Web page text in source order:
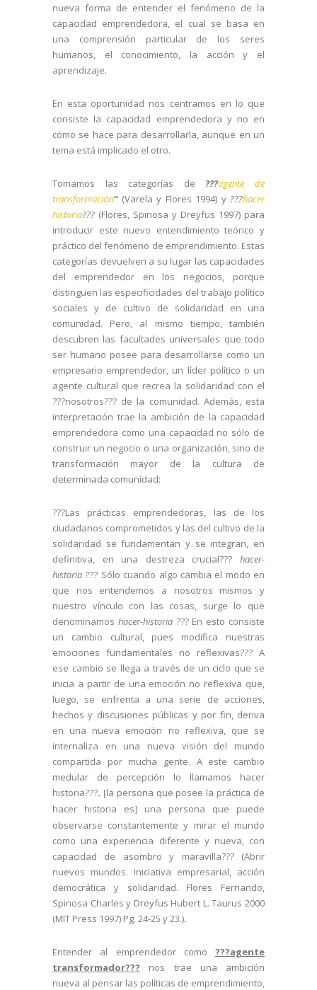
nueva forma de entender el fenómeno de la
capacidad emprendedora, el cual se basa en
una comprensión particular de los seres
humanos, el conocimiento, la acción y el
aprendizaje.
En esta oportunidad nos centramos en lo que
consiste la capacidad emprendedora y no en
cómo se hace para desarrollarla, aunque en un
tema está implicado el otro.
Tomamos las categorías de ???agente de
transformación“(Varela y Flores 1994) y ???hacer
historia??? (Flores, Spinosa y Dreyfus 1997) para
introducir este nuevo entendimiento teórico y
práctico del fenómeno de emprendimiento. Estas
categorías devuelven a su lugar las capacidades
del emprendedor en los negocios, porque
distinguen las especificidades del trabajo político
sociales y de cultivo de solidaridad en una
comunidad. Pero, al mismo tiempo, también
descubren las facultades universales que todo
ser humano posee para desarrollarse como un
empresario emprendedor, un líder político o un
agente cultural que recrea la solidaridad con el
???nosotros??? de la comunidad. Además, esta
interpretación trae la ambición de la capacidad
emprendedora como una capacidad no sólo de
construir un negocio o una organización, sino de
transformación mayor de la cultura de
determinada comunidad:
???Las prácticas emprendedoras, las de los
ciudadanos comprometidos y las del cultivo de la
solidaridad se fundamentan y se integran, en
definitiva, en una destreza crucial??? hacer-
historia ??? Sólo cuando algo cambia el modo en
que nos entendemos a nosotros mismos y
nuestro vínculo con las cosas, surge lo que
denominamos hacer-historia??? En esto consiste
un cambio cultural, pues modifica nuestras
emociones fundamentales no reflexivas??? A
ese cambio se llega a través de un ciclo que se
inicia a partir de una emoción no reflexiva que,
luego, se enfrenta a una serie de acciones,
hechos y discusiones públicas y por fin, deriva
en una nueva emoción no reflexiva, que se
internaliza en una nueva visión del mundo
compartida por mucha gente. A este cambio
medular de percepción lo llamamos hacer
historia???. [la persona que posee la práctica de
hacer historia es] una persona que puede
observarse constantemente y mirar el mundo
como una experiencia diferente y nueva, con
capacidad de asombro y maravilla??? (Abrir
nuevos mundos. Iniciativa empresarial, acción
democrática y solidaridad. Flores Fernando,
Spinosa Charles y Dreyfus Hubert L. Taurus 2000
(MIT Press 1997) Pg. 24-25 y 23.).
Entender al emprendedor como ???agente
transformador??? nos trae una ambición
nueva al pensar las políticas de emprendimiento,